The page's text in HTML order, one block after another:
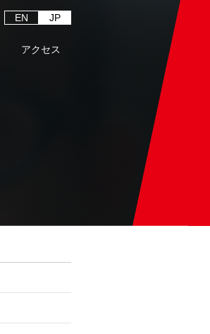
EN JP
アクセス